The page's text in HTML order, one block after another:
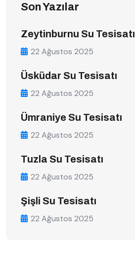
Son Yazılar
Zeytinburnu Su Tesisatı
22 Ağustos 2025
Üsküdar Su Tesisatı
22 Ağustos 2025
Ümraniye Su Tesisatı
22 Ağustos 2025
Tuzla Su Tesisatı
22 Ağustos 2025
Şişli Su Tesisatı
22 Ağustos 2025